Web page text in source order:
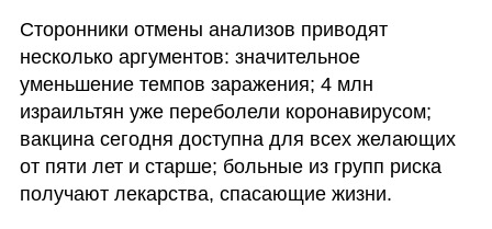
Сторонники отмены анализов приводят
несколько аргументов: значительное
уменьшение темпов заражения; 4 млн
израильтян уже переболели коронавирусом;
вакцина сегодня доступна для всех желающих
от пяти лет и старше; больные из групп риска
получают лекарства, спасающие жизни.